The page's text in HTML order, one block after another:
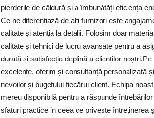
pierderile de căldură și a îmbunătăți eficiența
Ce ne diferențiază de alți furnizori este
calitate și atenția la detalii. Folosim doar
calitate și tehnici de lucru avansate pentru a
durată și satisfacția deplină a clienților
excelente, oferim și consultanță personalizată
nevoilor și bugetului fiecărui client. Echipa
mereu disponibilă pentru a răspunde
sfaturi practice în ceea ce privește întreținerea